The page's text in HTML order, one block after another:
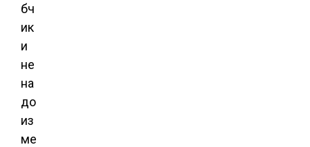
бч
ик
и
не
на
до
из
ме